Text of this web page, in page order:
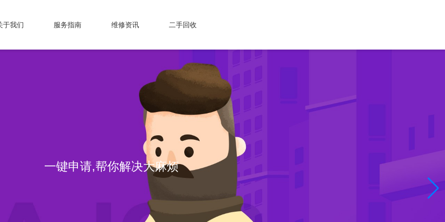
于我们 服务指南 维修资讯 二手回收
一键申请,帮你解决大麻烦